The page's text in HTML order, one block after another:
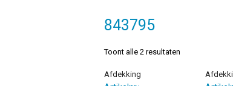
843795
Toont alle 2 resultaten
Afdekking